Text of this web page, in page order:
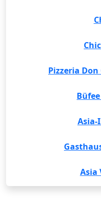
Pizzeria
Asia-
Asia